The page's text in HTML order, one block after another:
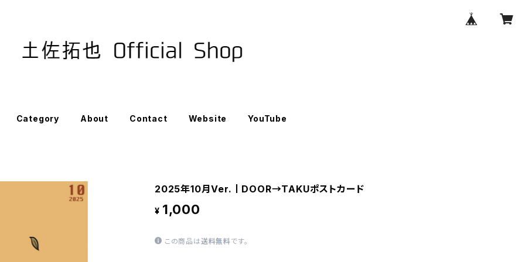
Category About Contact Website YouTube
2025年10月Ver.丨DOOR→TAKUポストカード
¥ 1,000
この商品は送料無料です。